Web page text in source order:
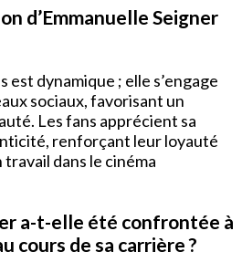
d’Emmanuelle Seigner
est dynamique ; elle s’engage
sociaux, favorisant un
Les fans apprécient sa
renforçant leur loyauté
dans le cinéma
a-t-elle été confrontée à
cours de sa carrière ?